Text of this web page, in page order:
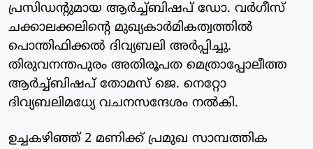
പ്രസിഡന്റുമായ ആർച്ച്ബിഷപ് ഡോ. വർഗീസ്
ചക്കാലക്കലിന്റെ മുഖ്യകാർമികത്വത്തിൽ
പൊന്തിഫിക്കൽ ദിവ്യബലി അർപ്പിച്ചു.
തിരുവനന്തപുരം അതിരൂപത മെത്രാപ്പോലീത്ത
ആർച്ച്ബിഷപ് തോമസ് ജെ. നെറ്റോ
ദിവ്യബലിമധ്യേ വചനസന്ദേശം നൽകി.
​ഉച്ചകഴിഞ്ഞ് 2 മണിക്ക് പ്രമുഖ സാമ്പത്തിക